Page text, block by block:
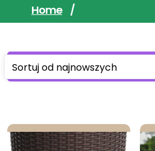
Home /
Wyświetlanie 1–30 z